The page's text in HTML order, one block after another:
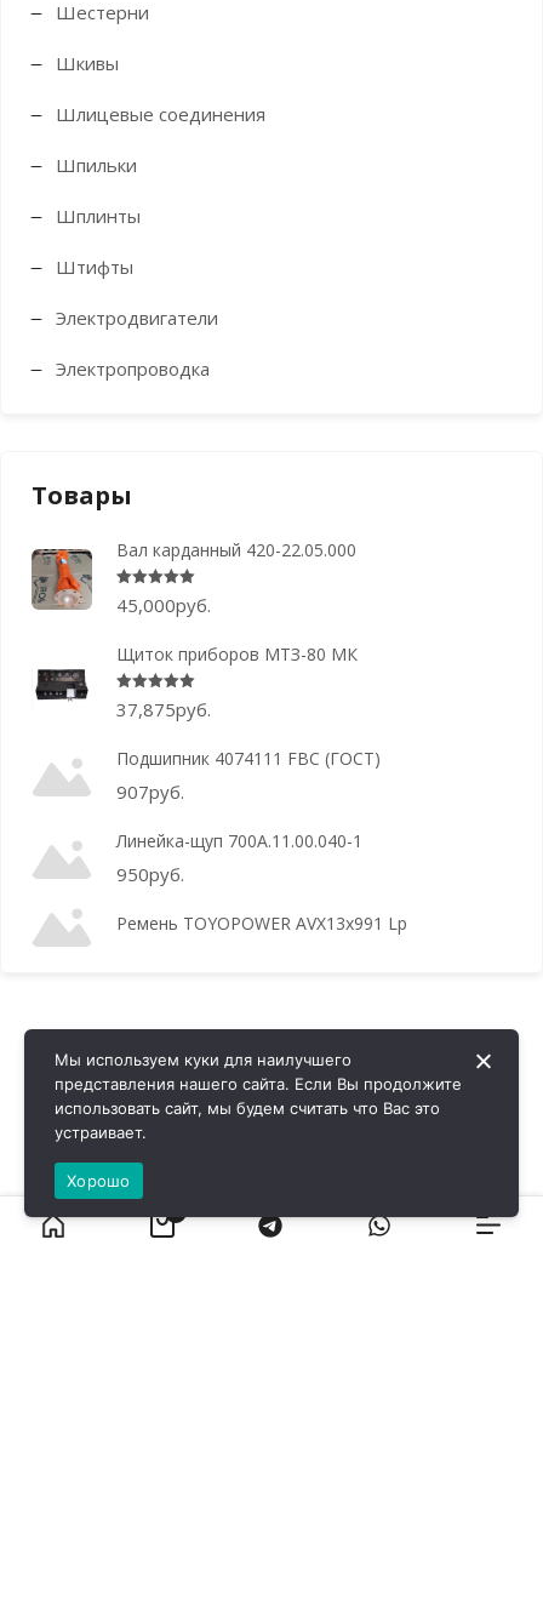
Шестерни
Шкивы
Шлицевые соединения
Шпильки
Шплинты
Штифты
Электродвигатели
Электропроводка
Товары
Вал карданный 420-22.05.000
Оценка5.00 из 5
45,000руб.
Щиток приборов МТЗ-80 МК
Оценка5.00 из 5
37,875руб.
Подшипник 4074111 FBC (ГОСТ)
907руб.
Линейка-щуп 700А.11.00.040-1
950руб.
Ремень TOYOPOWER AVX13x991 Lp
Мы используем куки для наилучшего
представления нашего сайта. Если Вы продолжите
использовать сайт, мы будем считать что Вас это
устраивает.
Хорошо